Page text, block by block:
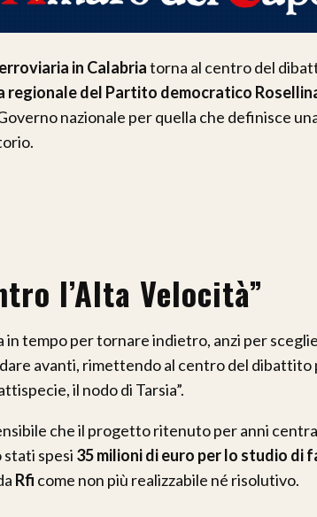
in Calabriatorna al centro del
regionale del Partito democratico
nazionale per quella che definisce
l’Alta Velocità”
in tempo per tornare indietro, anzi per
avanti, rimettendo al centro del dibattito
il nodo di Tarsia”.
che il progetto ritenuto per anni
stati spesi 35 milioni di euro per lo studio di
Rfi come non più realizzabile né risolutivo.